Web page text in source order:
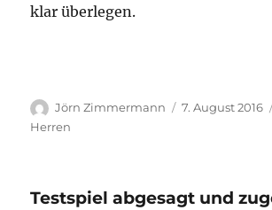
klar überlegen.
Autor
Jörn Zimmermann
Veröffentlicht
7. August 2016
Herren
Testspiel abgesagt und